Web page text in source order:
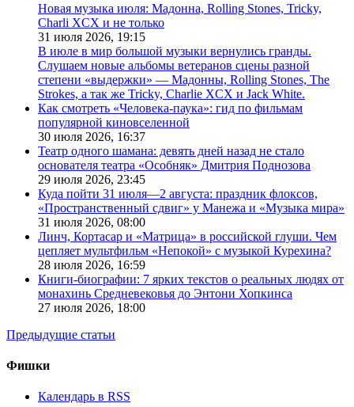
Новая музыка июля: Мадонна, Rolling Stones, Tricky,
Charli XCX и не только
31 июля 2026, 19:15
В июле в мир большой музыки вернулись гранды.
Слушаем новые альбомы ветеранов сцены разной
степени «выдержки» — Мадонны, Rolling Stones, The
Strokes, а так же Tricky, Charlie XCX и Jack White.
Как смотреть «Человека-паука»: гид по фильмам
популярной киновселенной
30 июля 2026, 16:37
Театр одного шамана: девять дней назад не стало
основателя театра «Особняк» Дмитрия Поднозова
29 июля 2026, 23:45
Куда пойти 31 июля—2 августа: праздник флоксов,
«Пространственный сдвиг» у Манежа и «Музыка мира»
31 июля 2026, 08:00
Линч, Кортасар и «Матрица» в российской глуши. Чем
цепляет мультфильм «Непокой» с музыкой Курехина?
28 июля 2026, 16:59
Книги-биографии: 7 ярких текстов о реальных людях от
монахинь Средневековья до Энтони Хопкинса
27 июля 2026, 18:00
Предыдущие статьи
Фишки
Календарь в RSS